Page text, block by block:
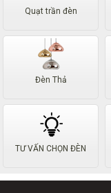
Quạt trần đèn
Đèn Thả
TƯ VẤN CHỌN ĐÈN